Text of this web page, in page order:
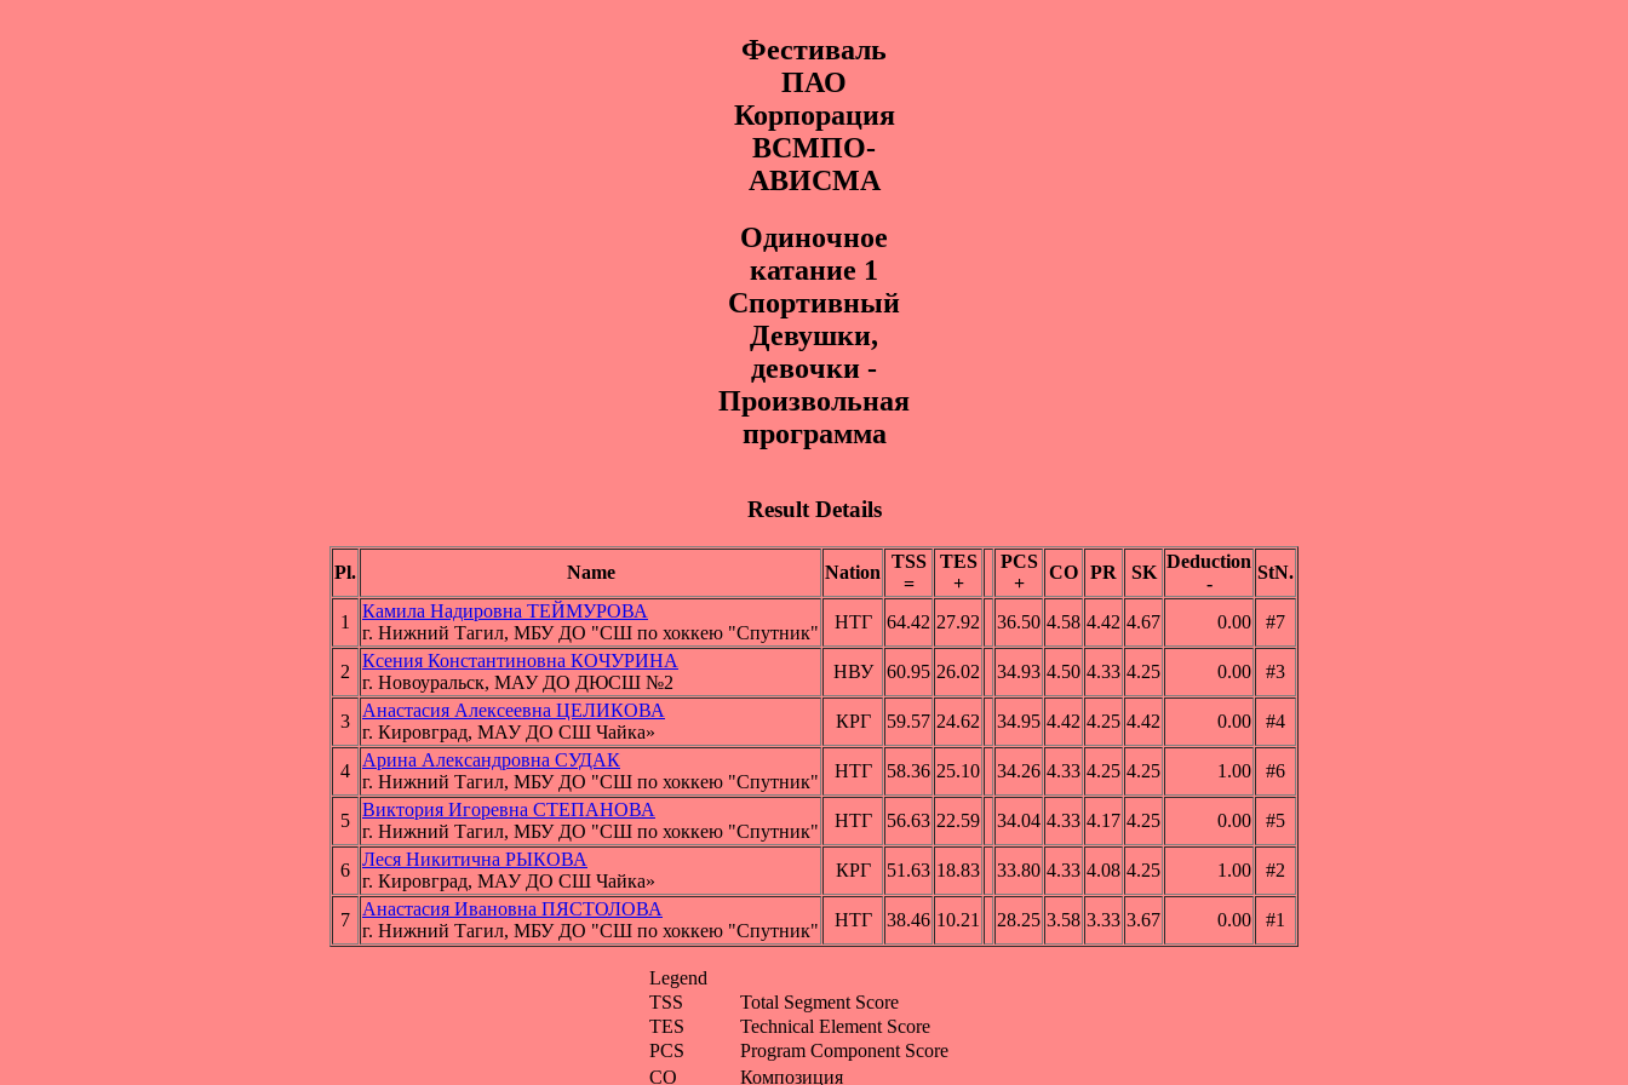
Фестиваль
ПАО
Корпорация
ВСМПО-
АВИСМА
Одинoчное
катание 1
Cпoртивный
Дeвушки,
дeвoчки -
Произвольная
программа
Result Details
Pl. Name Nation
TSS
=
TES
+
PCS
+
CO PR SK
Deduction
-
StN.
1
Камила Надировна ТЕЙМУРОВА
г. Нижний Тагил, МБУ ДО "СШ по хоккею "Спутник"
НТГ 64.42 27.92 36.50 4.58 4.42 4.67 0.00 #7
2
Ксения Константиновна КОЧУРИНА
г. Новоуральск, МАУ ДО ДЮСШ №2
НВУ 60.95 26.02 34.93 4.50 4.33 4.25 0.00 #3
3
Анастасия Алексеевна ЦЕЛИКОВА
г. Кировград, МАУ ДО СШ Чайка»
КРГ 59.57 24.62 34.95 4.42 4.25 4.42 0.00 #4
4
Арина Александровна СУДАК
г. Нижний Тагил, МБУ ДО "СШ по хоккею "Спутник"
НТГ 58.36 25.10 34.26 4.33 4.25 4.25 1.00 #6
5
Виктория Игоревна СТЕПАНОВА
г. Нижний Тагил, МБУ ДО "СШ по хоккею "Спутник"
НТГ 56.63 22.59 34.04 4.33 4.17 4.25 0.00 #5
6
Леся Никитична РЫКОВА
г. Кировград, МАУ ДО СШ Чайка»
КРГ 51.63 18.83 33.80 4.33 4.08 4.25 1.00 #2
7
Анастасия Ивановна ПЯСТОЛОВА
г. Нижний Тагил, МБУ ДО "СШ по хоккею "Спутник"
НТГ 38.46 10.21 28.25 3.58 3.33 3.67 0.00 #1
Legend
TSS
Total Segment Score
TES
Technical Element Score
PCS
Program Component Score
CO
Композиция